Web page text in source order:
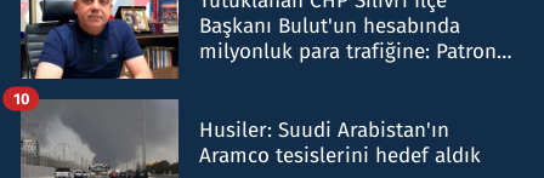
Başkanı Bulut'un hesabında
milyonluk para trafiğine: Patron
Husiler: Suudi Arabistan'ın
Aramco tesislerini hedef aldık
10